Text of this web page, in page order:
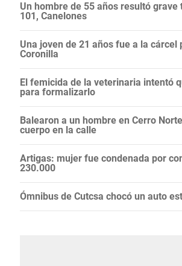
Un hombre de 55 años resultó
101, Canelones
Una joven de 21 años fue a la
Coronilla
El femicida de la veterinaria intentó
para formalizarlo
Balearon a un hombre en Cerro
cuerpo en la calle
Artigas: mujer fue condenada por
230.000
Ómnibus de Cutcsa chocó un auto